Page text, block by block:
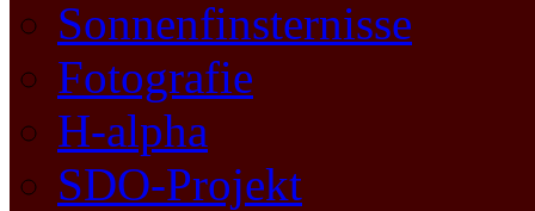
Sonnenfinsternisse
Fotografie
H-alpha
SDO-Projekt